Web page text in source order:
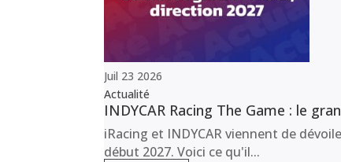
Juil 23 2026
Actualité
INDYCAR Racing The Game : le
iRacing et INDYCAR viennent de
début 2027. Voici ce qu'il...